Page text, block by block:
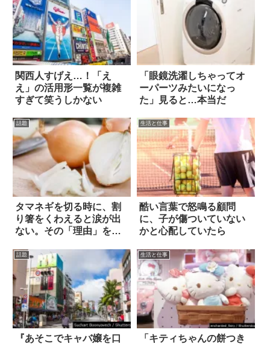
関西人すげえ…！「え
え」の活用形一覧が複雑
すぎて笑うしかない
「眼鏡洗濯しちゃってオ
ーパーツみたいになっ
た」見ると…本当だ
話題
タマネギを切る時に、割
り箸をくわえると涙が出
ない。その「理由」を知
生活と仕事
酷い言葉で怒鳴る顧問
に、子が傷ついていない
かと心配していたら
話題
『あそこでキャバ嬢を口
生活と仕事
「キティちゃんの餅つき